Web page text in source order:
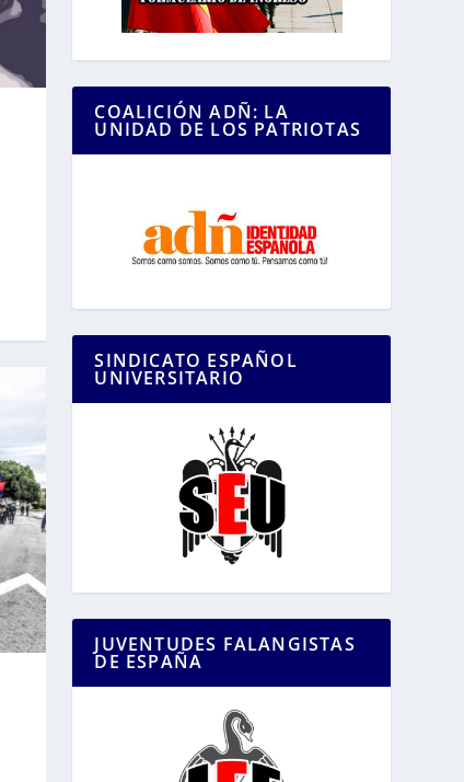
COALICIÓN ADÑ: LA
UNIDAD DE LOS PATRIOTAS
SINDICATO ESPAÑOL
UNIVERSITARIO
JUVENTUDES FALANGISTAS
DE ESPAÑA